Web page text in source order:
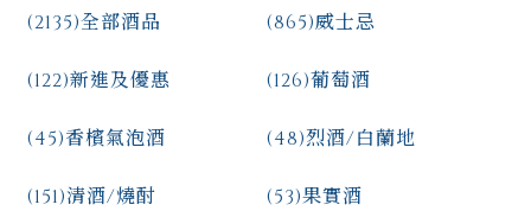
全部酒品
(2135) 威士忌
(865)
新進及優惠
(122) 葡萄酒
(126)
香檳氣泡酒
(45) 烈酒/白蘭地
(48)
清酒/燒酎
(151) 果實酒
(53)